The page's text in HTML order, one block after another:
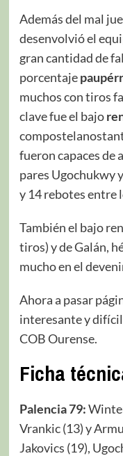
Además del mal
desenvolvió el
gran cantidad de
porcentaje
muchos con tiros
clave fue el bajo
fueron capaces de
pares Ugochukwy
y 14 rebotes entre
También el bajo
tiros) y de Galán,
mucho en el
Ahora a pasar
interesante y
COB Ourense.
Ficha
Palencia 79:
Vrankic (13) y
Jakovics (19),